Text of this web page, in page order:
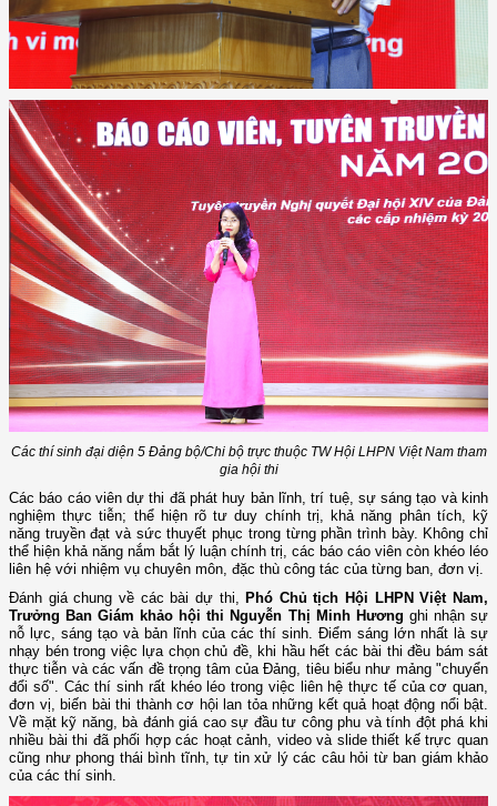
Các thí sinh đại diện 5 Đảng bộ/Chi bộ trực thuộc TW Hội LHPN Việt Nam tham
gia hội thi
Các báo cáo viên dự thi đã phát huy bản lĩnh, trí tuệ, sự sáng tạo và kinh
nghiệm thực tiễn; thể hiện rõ tư duy chính trị, khả năng phân tích, kỹ
năng truyền đạt và sức thuyết phục trong từng phần trình bày. Không chỉ
thể hiện khả năng nắm bắt lý luận chính trị, các báo cáo viên còn khéo léo
liên hệ với nhiệm vụ chuyên môn, đặc thù công tác của từng ban, đơn vị.
Đánh giá chung về các bài dự thi, Phó Chủ tịch Hội LHPN Việt Nam,
Trưởng Ban Giám khảo hội thi Nguyễn Thị Minh Hương ghi nhận sự
nỗ lực, sáng tạo và bản lĩnh của các thí sinh. Điểm sáng lớn nhất là sự
nhạy bén trong việc lựa chọn chủ đề, khi hầu hết các bài thi đều bám sát
thực tiễn và các vấn đề trọng tâm của Đảng, tiêu biểu như mảng "chuyển
đổi số". Các thí sinh rất khéo léo trong việc liên hệ thực tế của cơ quan,
đơn vị, biến bài thi thành cơ hội lan tỏa những kết quả hoạt động nổi bật.
Về mặt kỹ năng, bà đánh giá cao sự đầu tư công phu và tính đột phá khi
nhiều bài thi đã phối hợp các hoạt cảnh, video và slide thiết kế trực quan
cũng như phong thái bình tĩnh, tự tin xử lý các câu hỏi từ ban giám khảo
của các thí sinh.